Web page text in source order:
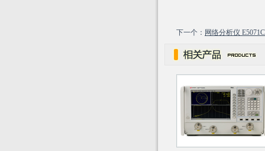
下一个： 网络分析仪 E5071C